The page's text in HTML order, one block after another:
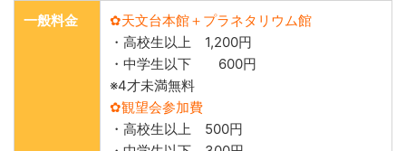
一般料金
✿天文台本館＋プラネタリウム館
・高校生以上 1,200円
・中学生以下 600円
※4才未満無料
✿観望会参加費
・高校生以上 500円